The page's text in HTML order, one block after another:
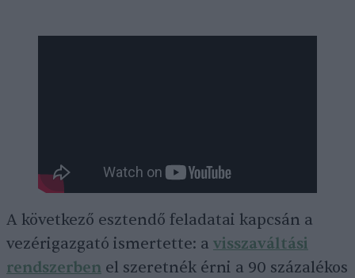
A következő esztendő feladatai kapcsán a
vezérigazgató ismertette: a visszaváltási
rendszerben el szeretnék érni a 90 százalékos